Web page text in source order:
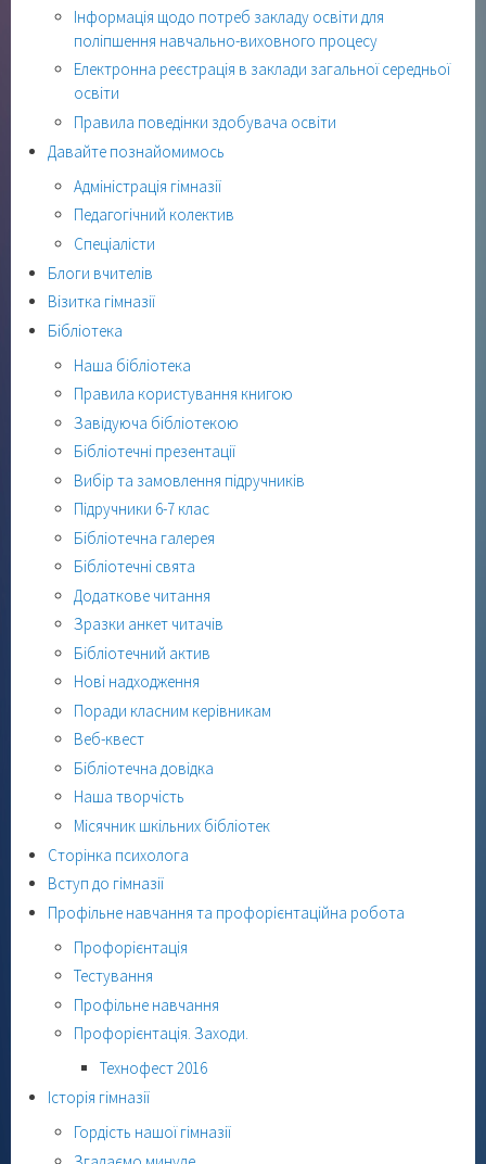
Інформація щодо потреб закладу освіти для
поліпшення навчально-виховного процесу
Електронна реєстрація в заклади загальної середньої
освіти
Правила поведінки здобувача освіти
Давайте познайомимось
Адміністрація гімназії
Педагогічний колектив
Спеціалісти
Блоги вчителів
Візитка гімназії
Бібліотека
Наша бібліотека
Правила користування книгою
Завідуюча бібліотекою
Бібліотечні презентації
Вибір та замовлення підручників
Підручники 6-7 клас
Бібліотечна галерея
Бібліотечні свята
Додаткове читання
Зразки анкет читачів
Бібліотечний актив
Нові надходження
Поради класним керівникам
Веб-квест
Бібліотечна довідка
Наша творчість
Місячник шкільних бібліотек
Сторінка психолога
Вступ до гімназії
Профільне навчання та профорієнтаційна робота
Профорієнтація
Тестування
Профільне навчання
Профорієнтація. Заходи.
Технофест 2016
Історія гімназії
Гордість нашої гімназії